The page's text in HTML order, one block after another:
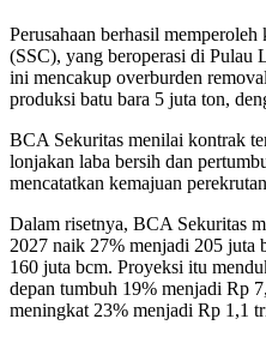
Perusahaan berhasil
(SSC), yang beroperasi di Pulau
ini mencakup overburden
produksi batu bara 5 juta ton,
BCA Sekuritas menilai kontrak
lonjakan laba bersih dan
mencatatkan kemajuan
Dalam risetnya, BCA Sekuritas
2027 naik 27% menjadi 205 juta
160 juta bcm. Proyeksi itu
depan tumbuh 19% menjadi Rp
meningkat 23% menjadi Rp 1,1